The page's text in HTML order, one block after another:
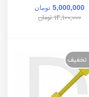
5,000,000 تومان
14,100,000تومان
تخفیف